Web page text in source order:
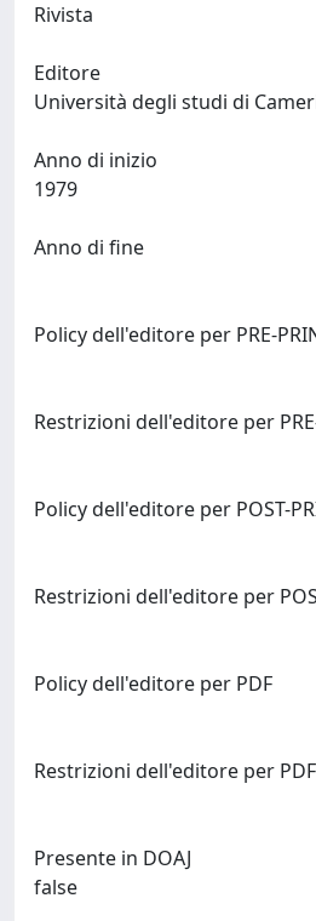
Rivista
Editore
Anno di inizio
Anno di fine
Policy dell'editore per PRE-
Restrizioni dell'editore per
Policy dell'editore per POST-
Restrizioni dell'editore per
Policy dell'editore per PDF
Restrizioni dell'editore per PDF
Presente in DOAJ